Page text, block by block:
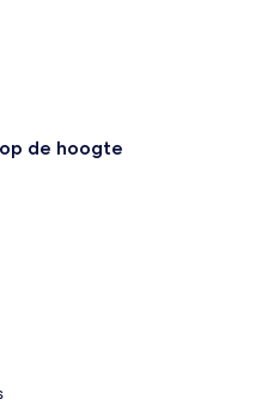
de hoogte